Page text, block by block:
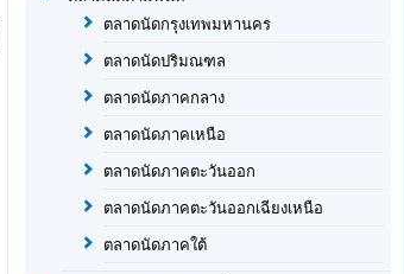
ตลาดนัดกรุงเทพมหานคร
ตลาดนัดปริมณฑล
ตลาดนัดภาคกลาง
ตลาดนัดภาคเหนือ
ตลาดนัดภาคตะวันออก
ตลาดนัดภาคตะวันออกเฉียงเหนือ
ตลาดนัดภาคใต้